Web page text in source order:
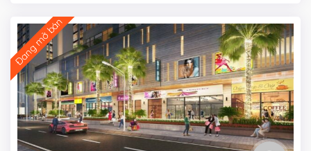
Đang mở bán